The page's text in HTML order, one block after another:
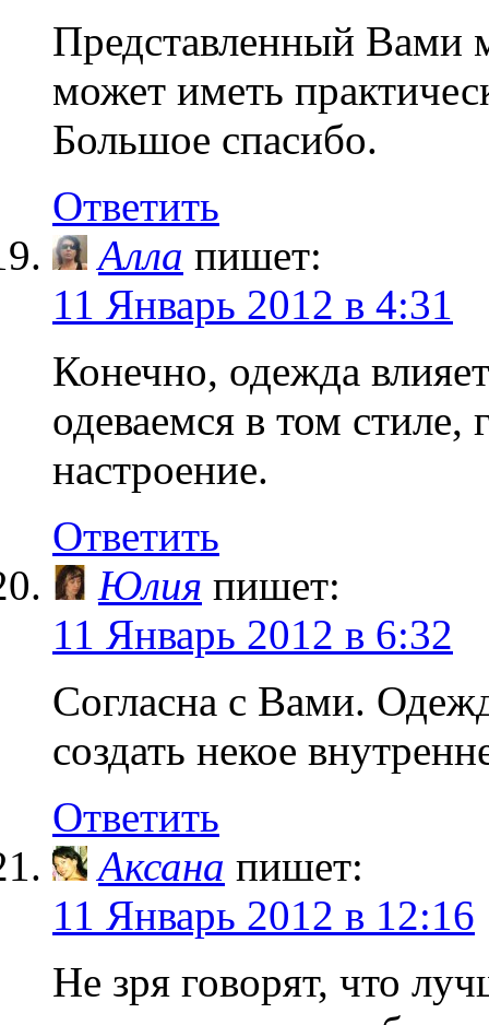
Представленный Вами
может иметь
Большое спасибо.
Ответить
Алла пишет:
11 Январь 2012 в 4:31
Конечно, одежда
одеваемся в том стиле,
настроение.
Ответить
Юлия пишет:
11 Январь 2012 в 6:32
Согласна с Вами.
создать некое
Ответить
Аксана пишет:
11 Январь 2012 в 12:16
Не зря говорят, что